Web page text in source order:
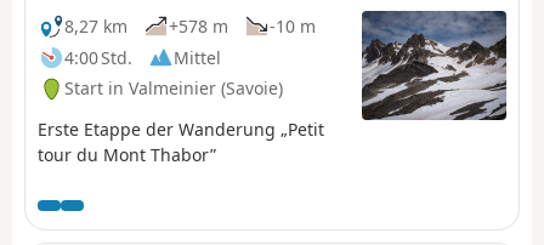
8,27 km
+578 m
-10 m
4:00 Std.
Mittel
Start in Valmeinier (Savoie)
Erste Etappe der Wanderung „Petit
tour du Mont Thabor”